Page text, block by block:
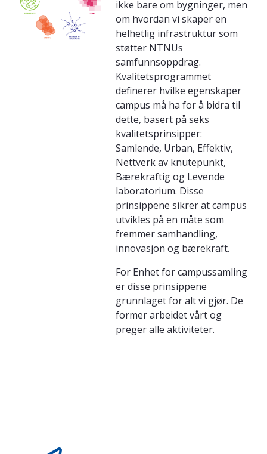
ikke bare om bygninger, men
om hvordan vi skaper en
helhetlig infrastruktur som
støtter NTNUs
samfunnsoppdrag.
Kvalitetsprogrammet
definerer hvilke egenskaper
campus må ha for å bidra til
dette, basert på seks
kvalitetsprinsipper:
Samlende, Urban, Effektiv,
Nettverk av knutepunkt,
Bærekraftig og Levende
laboratorium. Disse
prinsippene sikrer at campus
utvikles på en måte som
fremmer samhandling,
innovasjon og bærekraft.
For Enhet for campussamling
er disse prinsippene
grunnlaget for alt vi gjør. De
former arbeidet vårt og
preger alle aktiviteter.